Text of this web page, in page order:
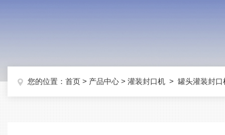
您的位置： 首页 > 产品中心 > 灌装封口机 > 罐头灌装封口